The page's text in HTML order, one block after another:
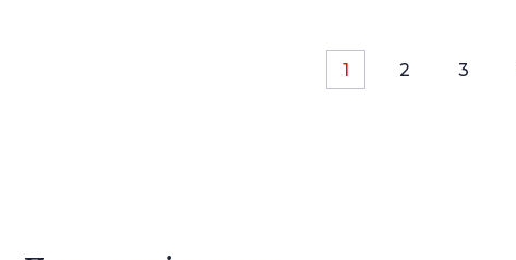
1 2 3